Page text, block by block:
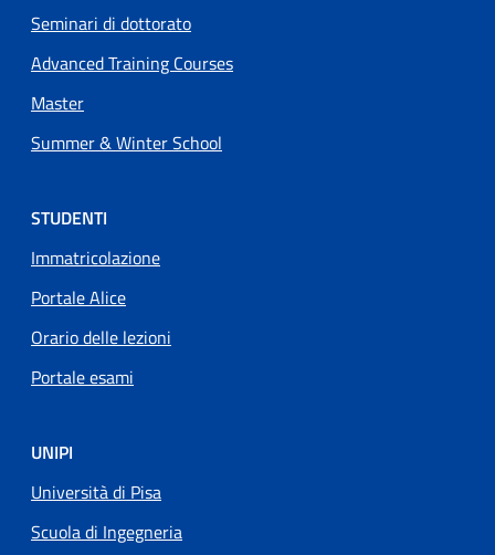
Seminari di dottorato
Advanced Training Courses
Master
Summer & Winter School
STUDENTI
Immatricolazione
Portale Alice
Orario delle lezioni
Portale esami
UNIPI
Università di Pisa
Scuola di Ingegneria